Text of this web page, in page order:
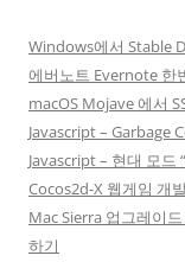
Windows에서 Stable
에버노트 Evernote 한
macOS Mojave 에서
Javascript – Garbage
Javascript – 현대 모드
Cocos2d-X 웹게임 개
Mac Sierra 업그레이
하기